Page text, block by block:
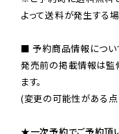
よって送料が発生する
■ 予約商品情報につい
発売前の掲載情報は監
ます。
(変更の可能性がある点
★一次予約でご予約頂